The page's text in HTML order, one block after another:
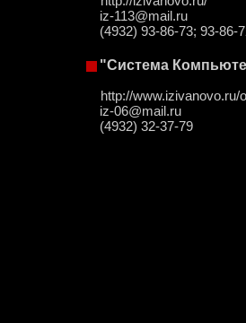
iz-113@mail.ru
(4932) 93-86-73; 93-86-
"Система
http://www.izivanovo.ru/
iz-06@mail.ru
(4932) 32-37-79